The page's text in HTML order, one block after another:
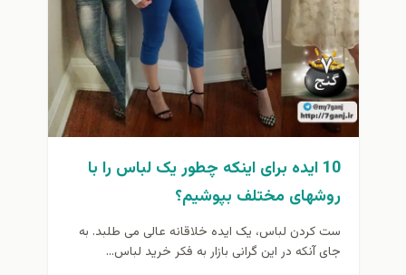
10 ایده برای اینکه چطور یک لباس را با
روش­های مختلف بپوشیم؟
ست کردن لباس، یک ایده خلاقانه عالی می­ طلبد. به
جای آنکه در این گرانی بازار به فکر خرید لباس...